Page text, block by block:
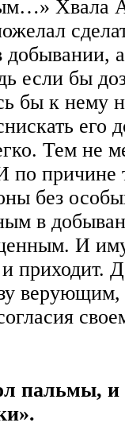
Хвала
если бы
бы к нему
его
Тем не
по причине
без
в
И
приходит.
верующим,
пальмы, и